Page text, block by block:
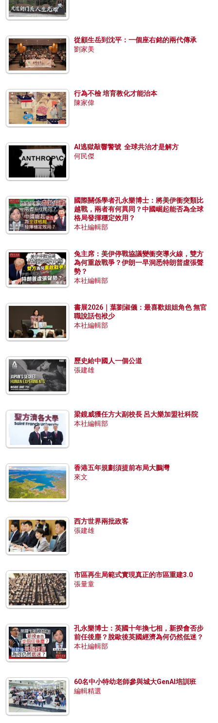
從顧生岳到沈平：一個座右銘的兩代傳承
劉家美
行為不檢 培育教化才能治本
陳家偉
AI逃獄敲響警號 全球共治才是解方
何民傑
國際關係學者孔永樂博士：將美伊衝突類比
越戰，兩者有何異同？中國崛起能否為全球
格局發揮穩定效用？
本社編輯部
兔主席：美伊停戰協議變衝突導火線，雙方
為何重啟戰爭？伊朗一早洞悉特朗普虛張聲
勢？
本社編輯部
書展2026｜葉劉淑儀：最喜歡姐姐角色 無官
職說話包袱少
本社編輯部
歷史給中國人一個公道
張建雄
梁鏡威獲任方大副校長 呂大樂加盟社科院
本社編輯部
香港五年規劃須提前布局大鵬灣
來文
西方世界兩批政客
張建雄
市區再生局範式實現真正的市區重建3.0
張量童
孔永樂博士：英國十年換七相，新揆會否步
前任後塵？脫歐後英國經濟為何仍然低迷？
本社編輯部
60名中小特幼老師參與城大GenAI培訓班
編輯精選